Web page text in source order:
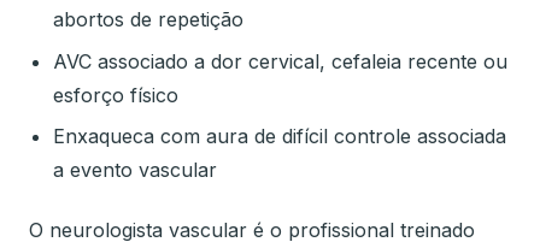
abortos de repetição
AVC associado a dor cervical, cefaleia recente ou
esforço físico
Enxaqueca com aura de difícil controle associada
a evento vascular
O neurologista vascular é o profissional treinado